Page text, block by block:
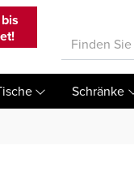
Schränke